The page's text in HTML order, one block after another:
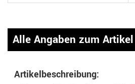
Alle Angaben zum Artikel
Artikelbeschreibung: